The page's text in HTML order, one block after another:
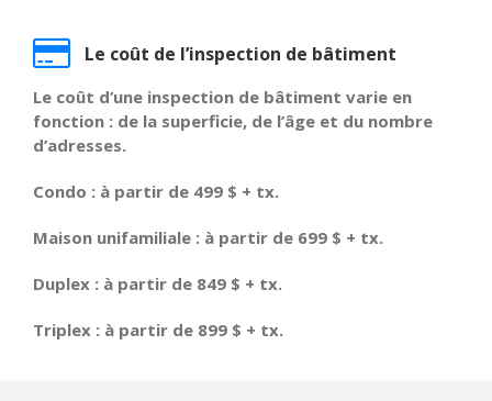
Le coût de l’inspection de bâtiment
Le coût d’une inspection de bâtiment varie en
fonction : de la superficie, de l’âge et du nombre
d’adresses.
Condo : à partir de 499 $ + tx.
Maison unifamiliale : à partir de 699 $ + tx.
Duplex : à partir de 849 $ + tx.
Triplex : à partir de 899 $ + tx.